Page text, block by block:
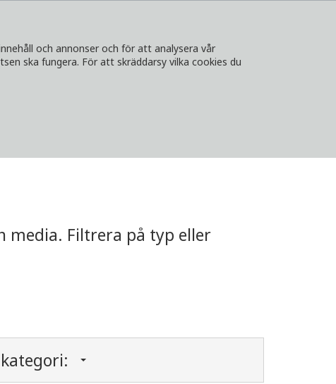
och annonser och för att analysera vår
ska fungera. För att skräddarsy vilka cookies du
media. Filtrera på typ eller